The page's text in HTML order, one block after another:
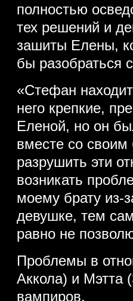
полностью
тех решений и
зашиты Елены,
бы разобраться
«Стефан
него крепкие,
Еленой, но он
вместе со своим
разрушить эти
возникать
моему брату из-
девушке, тем
равно не
Проблемы в
Аккола) и Мэтта
вампиров.